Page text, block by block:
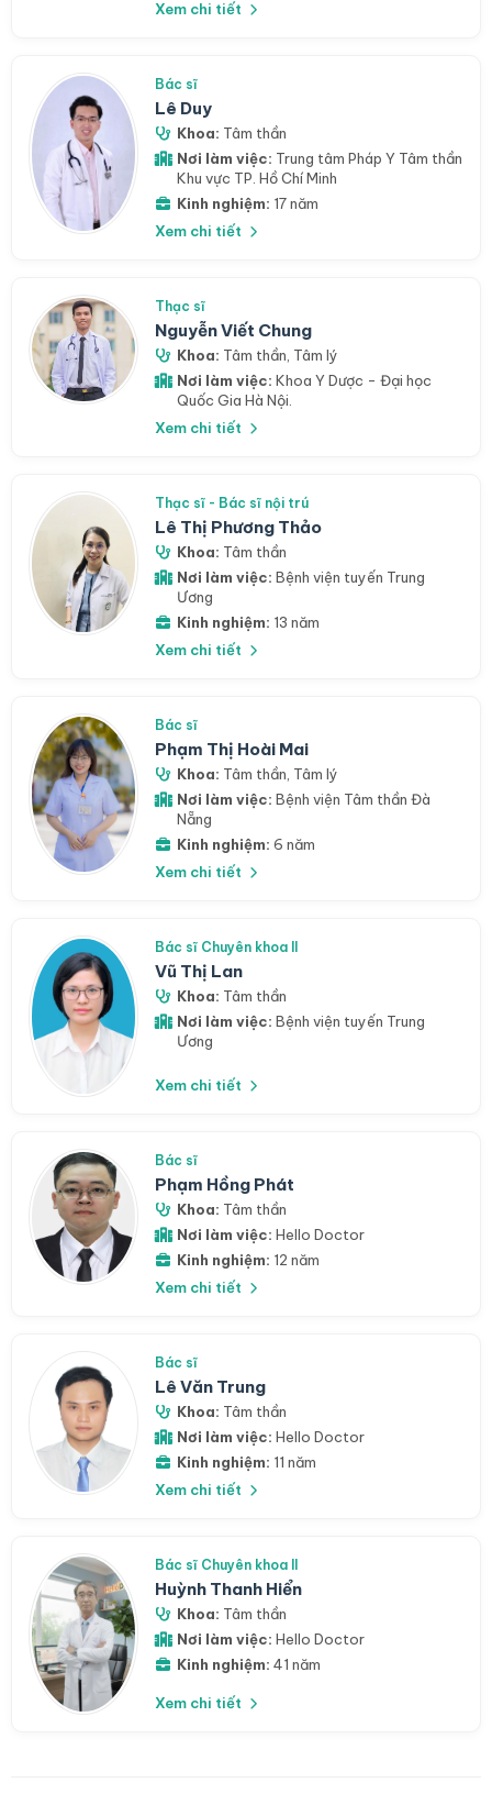
Xem chi tiết
Bác sĩ
Lê Duy
Khoa: Tâm thần
Nơi làm việc: Trung tâm Pháp Y Tâm thần
Khu vực TP. Hồ Chí Minh
Kinh nghiệm: 17 năm
Xem chi tiết
Thạc sĩ
Nguyễn Viết Chung
Khoa: Tâm thần Tâm lý
Nơi làm việc: Khoa Y Dược - Đại học
Quốc Gia Hà Nội.
Xem chi tiết
Thạc sĩ - Bác sĩ nội trú
Lê Thị Phương Thảo
Khoa: Tâm thần
Nơi làm việc: Bệnh viện tuyến Trung
Ương
Kinh nghiệm: 13 năm
Xem chi tiết
Bác sĩ
Phạm Thị Hoài Mai
Khoa: Tâm thần Tâm lý
Nơi làm việc: Bệnh viện Tâm thần Đà
Nẵng
Kinh nghiệm: 6 năm
Xem chi tiết
Bác sĩ Chuyên khoa II
Vũ Thị Lan
Khoa: Tâm thần
Nơi làm việc: Bệnh viện tuyến Trung
Ương
Xem chi tiết
Bác sĩ
Phạm Hồng Phát
Khoa: Tâm thần
Nơi làm việc: Hello Doctor
Kinh nghiệm: 12 năm
Xem chi tiết
Bác sĩ
Lê Văn Trung
Khoa: Tâm thần
Nơi làm việc: Hello Doctor
Kinh nghiệm: 11 năm
Xem chi tiết
Bác sĩ Chuyên khoa II
Huỳnh Thanh Hiển
Khoa: Tâm thần
Nơi làm việc: Hello Doctor
Kinh nghiệm: 41 năm
Xem chi tiết